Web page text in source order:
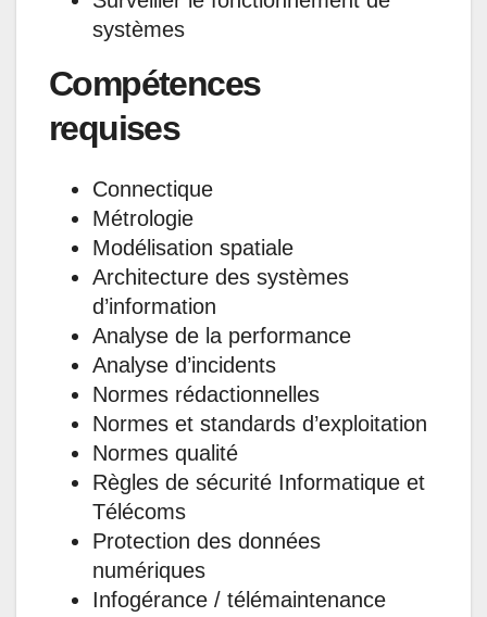
systèmes
Compétences
requises
Connectique
Métrologie
Modélisation spatiale
Architecture des systèmes
d’information
Analyse de la performance
Analyse d’incidents
Normes rédactionnelles
Normes et standards d’exploitation
Normes qualité
Règles de sécurité Informatique et
Télécoms
Protection des données
numériques
Infogérance / télémaintenance